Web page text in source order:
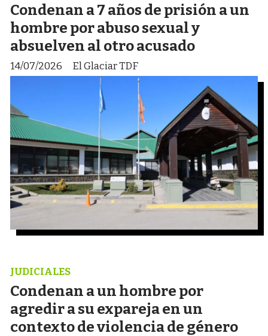
Condenan a 7 años de prisión a un
hombre por abuso sexual y
absuelven al otro acusado
El Glaciar TDF
14/07/2026
Condenan a un hombre por
agredir a su expareja en un
contexto de violencia de género
JUDICIALES